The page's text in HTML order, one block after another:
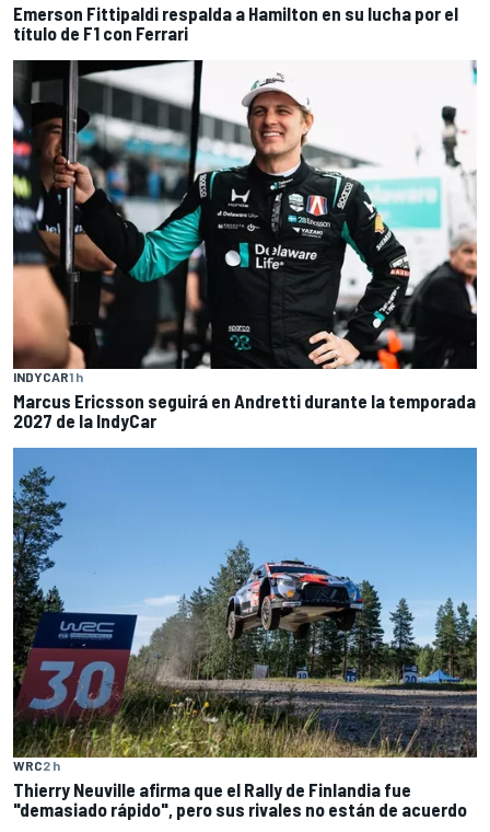
Emerson Fittipaldi respalda a Hamilton en su lucha por el
título de F1 con Ferrari
INDYCAR1 h
Marcus Ericsson seguirá en Andretti durante la temporada
2027 de la IndyCar
WRC2 h
Thierry Neuville afirma que el Rally de Finlandia fue
"demasiado rápido", pero sus rivales no están de acuerdo